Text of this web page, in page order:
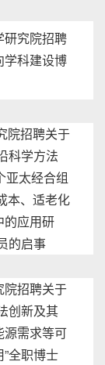
研究院招聘
学科建设博
院招聘关于
科学方法
亚太经合组
本、适老化
的应用研
的启事
院招聘关于
创新及其
源需求等可
全职博士